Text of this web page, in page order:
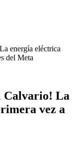
energía eléctrica
del Meta
Calvario! La
vez a